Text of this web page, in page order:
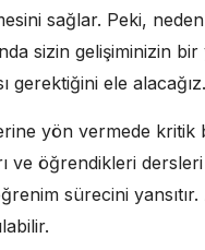
sağlar. Peki,
sizin gelişiminizin bir
gerektiğini ele alacağız.
yön vermede
ve öğrendikleri
sürecini